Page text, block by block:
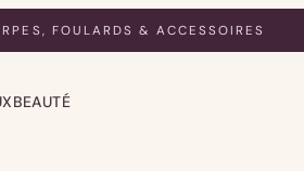
FOULARDS & ACCESSOIRES
BEAUTÉ